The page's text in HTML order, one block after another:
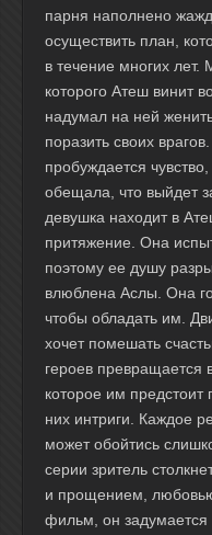
парня наполнено
осуществить план,
в течение многих лет.
которого Атеш винит
надумал на ней
поразить своих
пробуждается
обещала, что выйдет
девушка находит в
притяжение. Она
поэтому ее душу
влюблена Аслы. Она
чтобы обладать им.
хочет помешать
героев превращается
которое им предстоит
них интриги. Каждое
может обойтись
серии зритель
и прощением,
фильм, он задумается